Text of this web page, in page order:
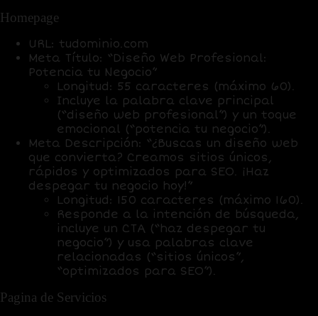
Homepage
URL: tudominio.com
Meta Título: “Diseño Web Profesional:
Potencia tu Negocio”
Longitud: 55 caracteres (máximo 60).
Incluye la palabra clave principal
(“diseño web profesional”) y un toque
emocional (“potencia tu negocio”).
Meta Descripción: “¿Buscas un diseño web
que convierta? Creamos sitios únicos,
rápidos y optimizados para SEO. ¡Haz
despegar tu negocio hoy!”
Longitud: 150 caracteres (máximo 160).
Responde a la intención de búsqueda,
incluye un CTA (“haz despegar tu
negocio”) y usa palabras clave
relacionadas (“sitios únicos”,
“optimizados para SEO”).
Pagina de Servicios